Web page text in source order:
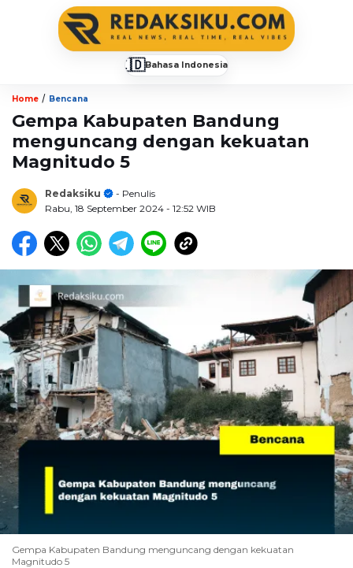
🇮🇩Bahasa Indonesia
Home / Bencana
Gempa Kabupaten Bandung
menguncang dengan kekuatan
Magnitudo 5
Redaksiku
- Penulis
Rabu, 18 September 2024 - 12:52 WIB
Gempa Kabupaten Bandung menguncang dengan kekuatan
Magnitudo 5